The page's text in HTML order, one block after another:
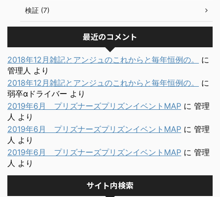
検証 (7)
最近のコメント
2018年12月雑記とアンジュのこれからと毎年恒例の。
に
管理人 より
2018年12月雑記とアンジュのこれからと毎年恒例の。
に
弱卒αドライバー より
2019年6月 プリズナーズプリズンイベントMAP に 管理
人 より
2019年6月 プリズナーズプリズンイベントMAP に 管理
人 より
2019年6月 プリズナーズプリズンイベントMAP に 管理
人 より
サイト内検索